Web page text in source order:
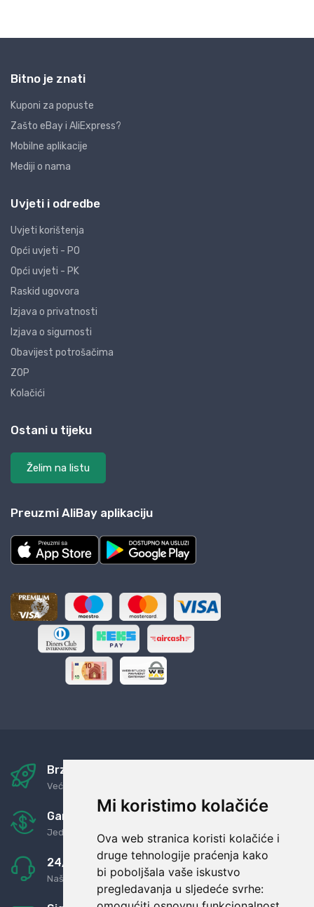
Mi koristimo kolačiće
Ova web stranica koristi kolačiće i
druge tehnologije praćenja kako
bi poboljšala vaše iskustvo
pregledavanja u sljedeće svrhe:
Bitno je znati
Kuponi za popuste
Zašto eBay i AliExpress?
Mobilne aplikacije
Mediji o nama
Uvjeti i odredbe
Uvjeti korištenja
Opći uvjeti - PO
Opći uvjeti - PK
Raskid ugovora
Izjava o privatnosti
Izjava o sigurnosti
Obavijest potrošačima
ZOP
Kolačići
Ostani u tijeku
Želim na listu
Preuzmi AliBay aplikaciju
Brza i sigurna dostava
Već za nekoliko dana kod vas
Garancija u povrat novaca
Jednostavno pravilo: Roba za novac
24/7 odlična podrška
Naši agenti uvijek na raspolaganju